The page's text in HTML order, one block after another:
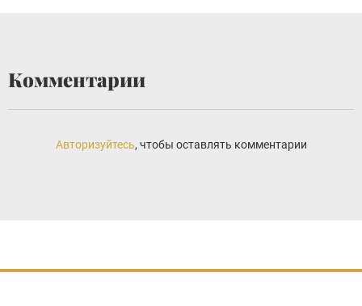
Комментарии
Авторизуйтесь, чтобы оставлять комментарии